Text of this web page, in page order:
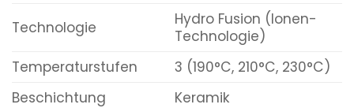
Technologie
Hydro Fusion (Ionen-
Technologie)
Temperaturstufen
3 (190°C, 210°C, 230°C)
Beschichtung
Keramik